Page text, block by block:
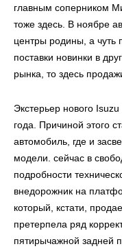
главным соперником
тоже здесь. В ноябре
центры родины, а чуть
поставки новинки в
рынка, то здесь
Экстерьер нового
года. Причиной этого
автомобиль, где и
модели. сейчас в
подробности
внедорожник на
который, кстати,
претерпела ряд
пятирычажной задней